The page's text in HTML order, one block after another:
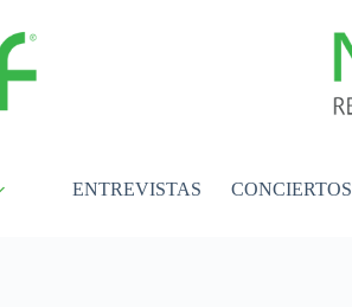
ENTREVISTAS CONCIERTOS